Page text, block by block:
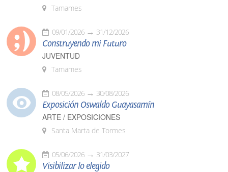
Tamames
09/01/2026 31/12/2026
Construyendo mi Futuro
JUVENTUD
Tamames
08/05/2026 30/08/2026
Exposición Oswaldo Guayasamín
ARTE / EXPOSICIONES
Santa Marta de Tormes
05/06/2026 31/03/2027
Visibilizar lo elegido